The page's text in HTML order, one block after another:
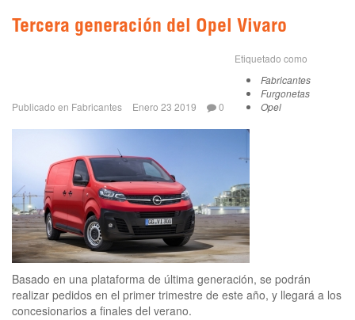
Tercera generación del Opel Vivaro
Publicado en Fabricantes Enero 23 2019 0
Etiquetado como
Fabricantes
Furgonetas
Opel
Basado en una plataforma de última generación, se podrán
realizar pedidos en el primer trimestre de este año, y llegará a los
concesionarios a finales del verano.